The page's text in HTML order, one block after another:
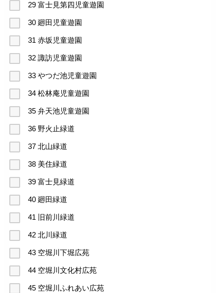
29 富士見第四児童遊園
30 廻田児童遊園
31 赤坂児童遊園
32 諏訪児童遊園
33 やつだ池児童遊園
34 松林庵児童遊園
35 弁天池児童遊園
36 野火止緑道
37 北山緑道
38 美住緑道
39 富士見緑道
40 廻田緑道
41 旧前川緑道
42 北川緑道
43 空堀川下堀広苑
44 空堀川文化村広苑
45 空堀川ふれあい広苑